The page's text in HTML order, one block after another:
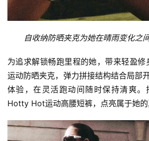
自收纳防晒夹克为她在晴雨变化之
为追求解锁畅跑里程的她，带来轻盈
运动防晒夹克，弹力拼接结构结合局部
体验，在灵活跑动间随时保持清爽。
Hotty Hot运动高腰短裤，点亮属于她的